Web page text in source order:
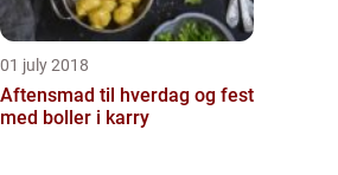
01 july 2018
Aftensmad til hverdag og fest
med boller i karry